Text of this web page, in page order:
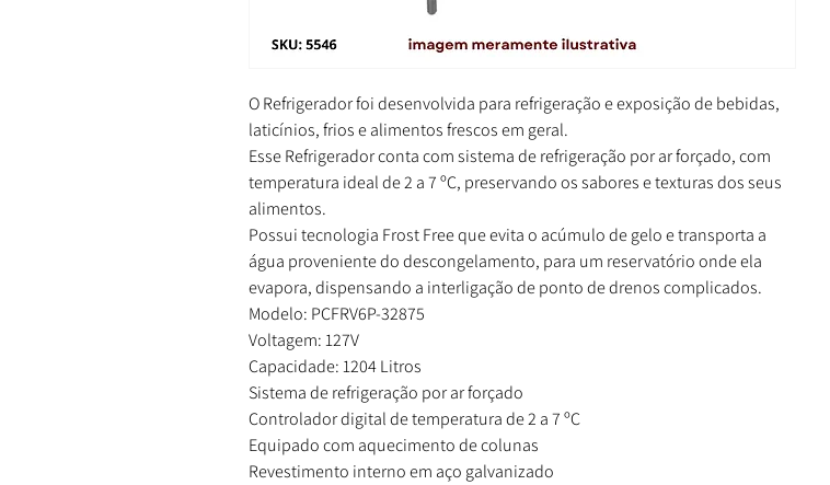
O Refrigerador foi desenvolvida para refrigeração e exposição de bebidas,
laticínios, frios e alimentos frescos em geral.
Esse Refrigerador conta com sistema de refrigeração por ar forçado, com
temperatura ideal de 2 a 7 ºC, preservando os sabores e texturas dos seus
alimentos.
Possui tecnologia Frost Free que evita o acúmulo de gelo e transporta a
água proveniente do descongelamento, para um reservatório onde ela
evapora, dispensando a interligação de ponto de drenos complicados.
Modelo: PCFRV6P-32875
Voltagem: 127V
Capacidade: 1204 Litros
Sistema de refrigeração por ar forçado
Controlador digital de temperatura de 2 a 7 ºC
Equipado com aquecimento de colunas
Revestimento interno em aço galvanizado